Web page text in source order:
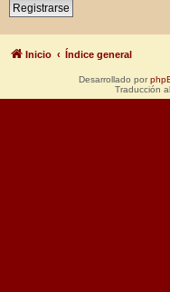
Registrarse
Inicio Índice general
Desarrollado por
Traducción